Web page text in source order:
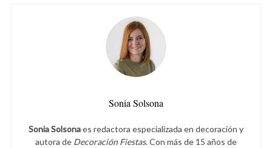
Sonia Solsona
Sonia Solsonaes redactora especializada en decoración y
autora de Decoración Fiestas. Con más de 15 años de